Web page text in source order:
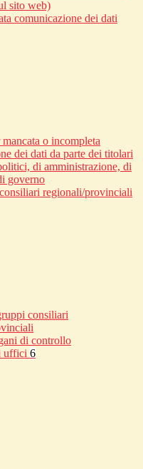
sito web)
comunicazione dei dati
o incompleta
dei dati da parte dei titolari
di amministrazione, di
governo
regionali/provinciali
consiliari
di controllo
uffici 6